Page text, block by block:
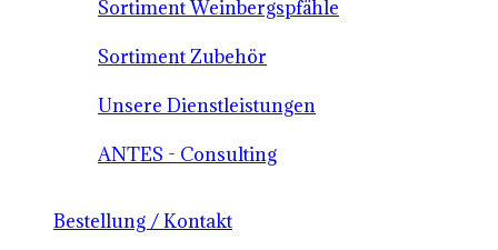
Sortiment Weinbergspfähle
Sortiment Zubehör
Unsere Dienstleistungen
ANTES - Consulting
Bestellung / Kontakt